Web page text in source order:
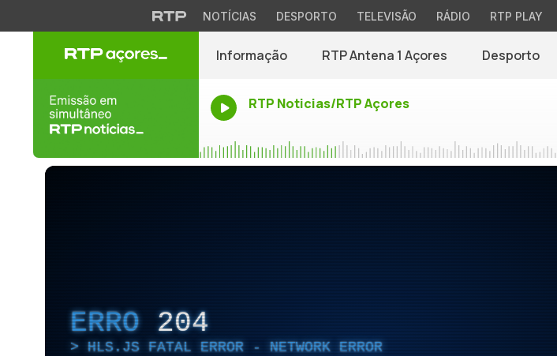
NOTÍCIAS DESPORTO TELEVISÃO RÁDIO RTP PLAY
Informação RTP Antena 1 Açores Desporto
RTP Noticias/RTP Açores
ERRO 204
HLS.JS FATAL ERROR - NETWORK ERROR